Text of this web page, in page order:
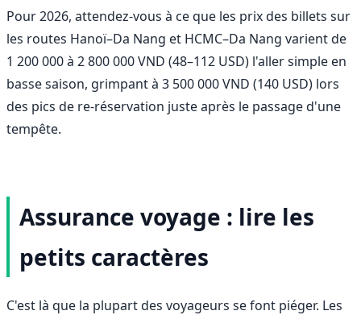
Pour 2026, attendez-vous à ce que les prix des billets sur
les routes Hanoï–Da Nang et HCMC–Da Nang varient de
1 200 000 à 2 800 000 VND (48–112 USD) l'aller simple en
basse saison, grimpant à 3 500 000 VND (140 USD) lors
des pics de re-réservation juste après le passage d'une
tempête.
Assurance voyage : lire les
petits caractères
C'est là que la plupart des voyageurs se font piéger. Les